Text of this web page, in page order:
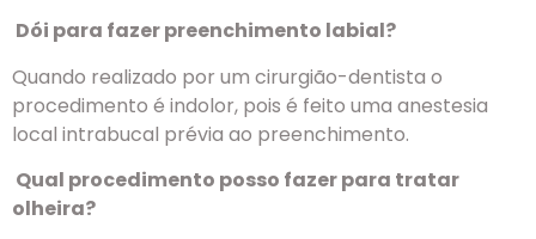
Dói para fazer preenchimento labial?
Quando realizado por um cirurgião-dentista o
procedimento é indolor, pois é feito uma anestesia
local intrabucal prévia ao preenchimento.
Qual procedimento posso fazer para tratar
olheira?